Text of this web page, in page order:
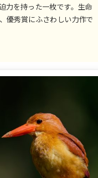
力を持った一枚です。生命
優秀賞にふさわしい力作で